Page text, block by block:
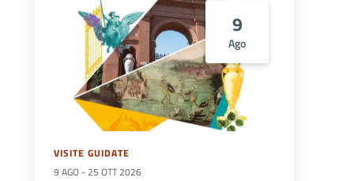
9
Ago
VISITE GUIDATE
9 AGO -25 OTT 2026